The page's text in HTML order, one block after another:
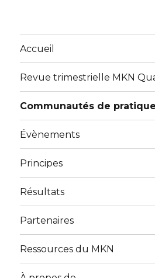
Accueil
Revue trimestrielle MKN
Communautés de pratique
Évènements
Principes
Résultats
Partenaires
Ressources du MKN